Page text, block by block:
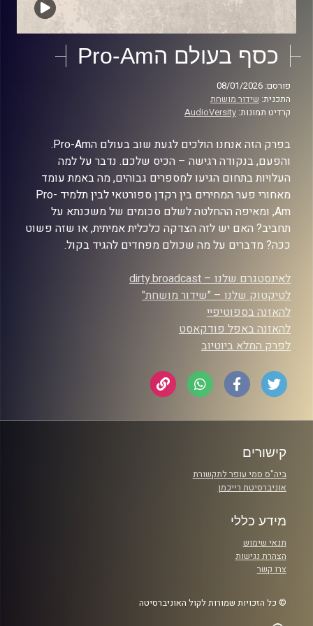
כסף בעולם הPro-Am
פורסם: 08/01/2026
התכנית: שידור מושחת
קרדיט תמונות: AudioVersity
בפרק הזה אנחנו הולכים לגעת שוב בעולם הPro-Am.
והפעם, בנקודה רגישה – הכיס שלכם. נדבר על למה
העלויות בתחום הגיעו למספרים גבוהים, מה באמת עומד
מאחורי פער המחירים בין רקדן ספורטאי לבין תלמיד Pro-
Am, ומאיפה ההחלטה לשלם סכומים של משכנתא על
תחביב? האם יש לזה הצדקה כלכלית אמיתית, או שזה פשוט
ככה? מדברים על מה שכולם מפחדים להגיד בקול.
לאינסטגרם שלנו – dirty.broadcast
לטיקטוק שלנו – "שידור מושחת"
להאזנה בספוטיפיי
להאזנה באפל פודקאסט
לפרק המלא ביוטיוב
קישורים
ביה"ס סמי עופר לתקשורת
אוניברסיטת רייכמן
מידע כללי
תנאי שימוש
הצהרת נגישות
צרו קשר
© כל הזכויות שמורות לקול האוניברסיטה